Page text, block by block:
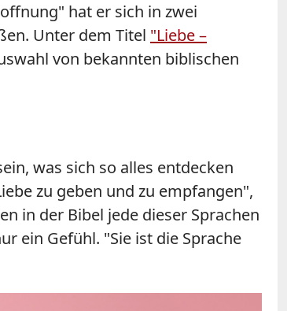
hat er sich in zwei
Unter dem Titel "Liebe –
von bekannten biblischen
was sich so alles entdecken
zu geben und zu empfangen",
in der Bibel jede dieser Sprachen
ein Gefühl. "Sie ist die Sprache